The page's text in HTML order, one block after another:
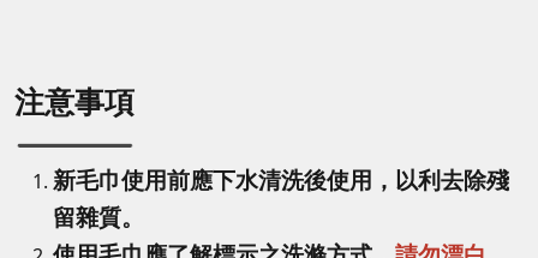
注意事項
新毛巾使用前應下水清洗後使用，以利去除殘
留雜質。